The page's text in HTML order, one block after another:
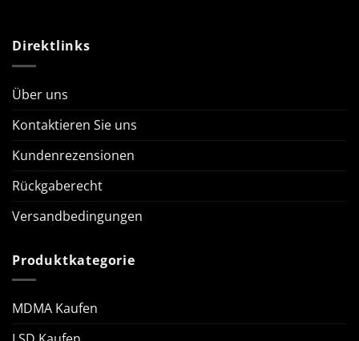
Direktlinks
Über uns
Kontaktieren Sie uns
Kundenrezensionen
Rückgaberecht
Versandbedingungen
Produktkategorie
MDMA Kaufen